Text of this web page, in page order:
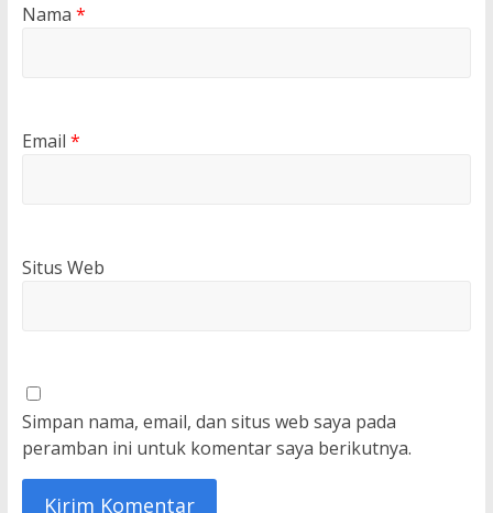
Nama *
Email *
Situs Web
Simpan nama, email, dan situs web saya pada
peramban ini untuk komentar saya berikutnya.